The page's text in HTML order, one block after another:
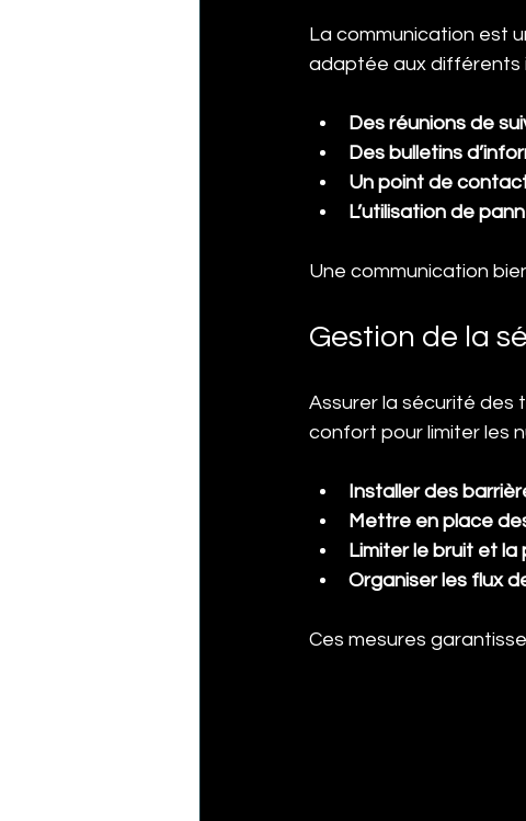
La communication est
adaptée aux différents
Des réunions de
Des bulletins
Un point de
L’utilisation de
Une communication
Gestion de la
Assurer la sécurité des
confort pour limiter les
Installer des
Mettre en place
Limiter le bruit et la
Organiser les flux
Ces mesures